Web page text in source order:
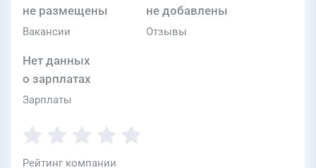
не размещены
Вакансии
не добавлены
Отзывы
Нет данных
о зарплатах
Зарплаты
Рейтинг компании